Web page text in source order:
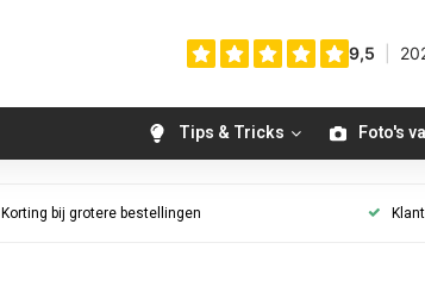
Tips & Tricks Foto's
Korting bij grotere bestellingen